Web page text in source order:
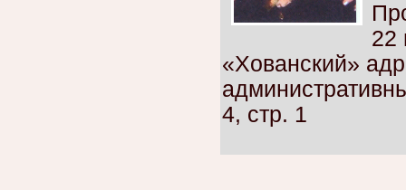
22
«Хованский»
4, стр. 1